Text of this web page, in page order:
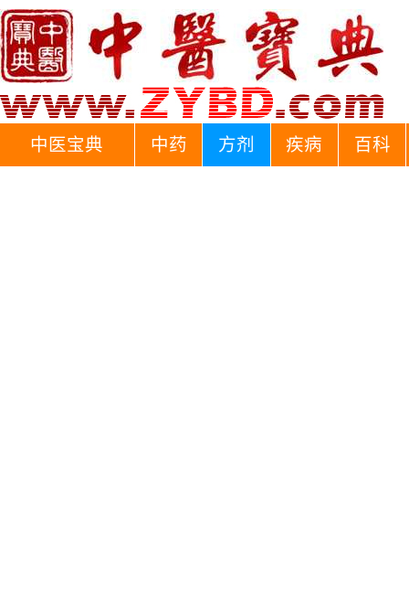
中医宝典 中药 方剂 疾病 百科